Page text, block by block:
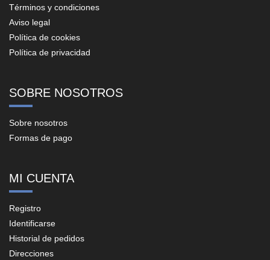
Términos y condiciones
Aviso legal
Política de cookies
Política de privacidad
SOBRE NOSOTROS
Sobre nosotros
Formas de pago
MI CUENTA
Registro
Identificarse
Historial de pedidos
Direcciones